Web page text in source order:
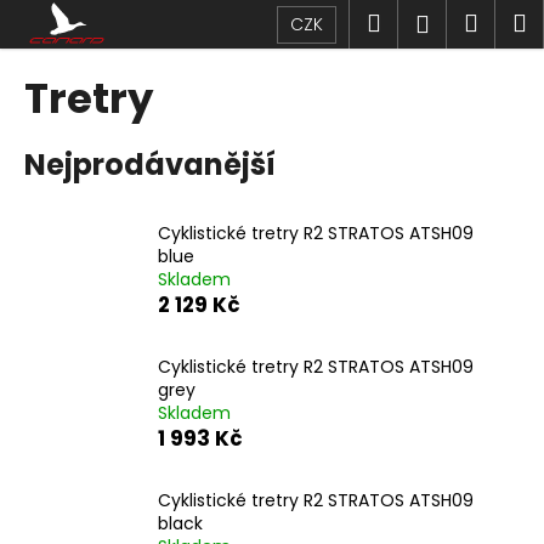
obsah
CZK Hledat
Tretry
Nejprodávanější
Cyklistické tretry R2 STRATOS ATSH09
blue
Skladem
2 129 Kč
Cyklistické tretry R2 STRATOS ATSH09
grey
Skladem
1 993 Kč
Cyklistické tretry R2 STRATOS ATSH09
black
o
o